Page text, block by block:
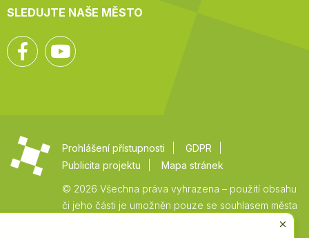
SLEDUJTE NAŠE MĚSTO
Facebook
Prohlášení přístupnosti
GDPR
Publicita projektu
Mapa stránek
© 2026 Všechna práva vyhrazena – použití obsahu
či jeho části je umožněn pouze se souhlasem města